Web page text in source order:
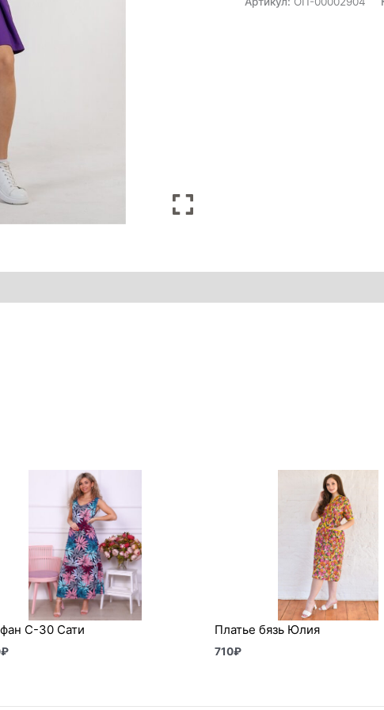
С-30 Сати
₽
Платье бязь Юлия
710₽